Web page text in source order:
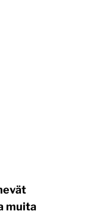
muita